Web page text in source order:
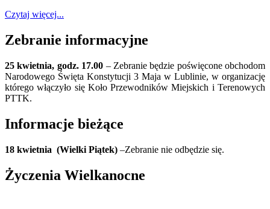
Czytaj więcej...
Zebranie informacyjne
25 kwietnia, godz. 17.00 – Zebranie będzie poświęcone obchodom
Narodowego Święta Konstytucji 3 Maja w Lublinie, w organizację
którego włączyło się Koło Przewodników Miejskich i Terenowych
PTTK.
Informacje bieżące
18 kwietnia (Wielki Piątek) –Zebranie nie odbędzie się.
Życzenia Wielkanocne